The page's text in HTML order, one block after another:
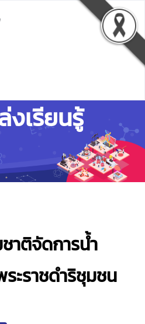
เรียนรู้
ติจัดการน้ำ
ะราชดำริชุมชน